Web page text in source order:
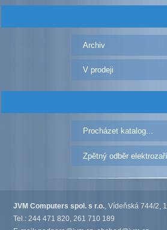
Archiv
V prodeji
Procházet katalog...
Zpětný odběr
JVM Computers spol. s r.o., Vídeňská 744/2,
Tel.: 244 471 820, 261 710 189